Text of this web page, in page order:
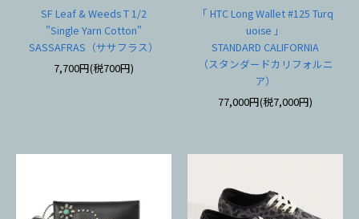
SF Leaf & Weeds T 1/2
"Single Yarn Cotton"
SASSAFRAS（ササフラス）
7,700円(税700円)
「 HTC Long Wallet #125 Turq
uoise 」
STANDARD CALIFORNIA
（スタンダードカリフォルニ
ア）
77,000円(税7,000円)